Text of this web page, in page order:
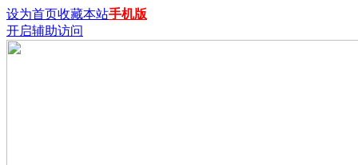
设为首页收藏本站手机版
开启辅助访问